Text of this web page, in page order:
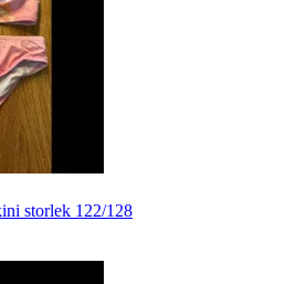
storlek 122/128